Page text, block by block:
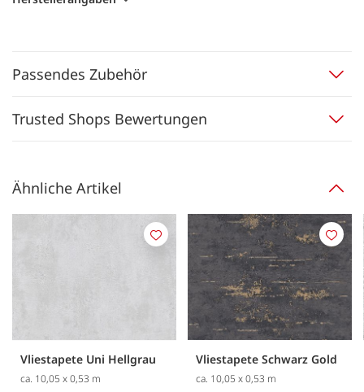
Passendes Zubehör
Trusted Shops Bewertungen
Ähnliche Artikel
Vliestapete Uni Hellgrau
ca. 10,05 x 0,53 m
Merken
Vliestapete Schwarz Gold
ca. 10,05 x 0,53 m